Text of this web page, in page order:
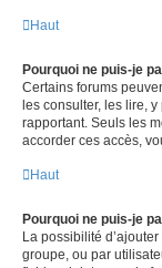
Haut
Pourquoi ne puis-je
Certains forums
les consulter, les lire,
rapportant. Seuls les
accorder ces accès,
Haut
Pourquoi ne puis-je
La possibilité
groupe, ou par